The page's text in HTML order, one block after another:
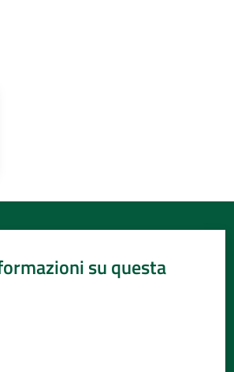
su questa